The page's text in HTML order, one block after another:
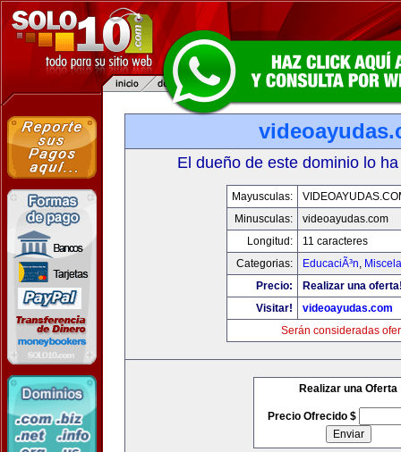
El dueño de este dominio lo
Mayusculas:
Minusculas:
videoayudas.com
Longitud:
11 caracteres
Categorias:
EducaciÃ³n,
Precio:
Realizar una
Visitar!
videoayudas.com
Serán consideradas
Realizar una Oferta
Precio Ofrecido $